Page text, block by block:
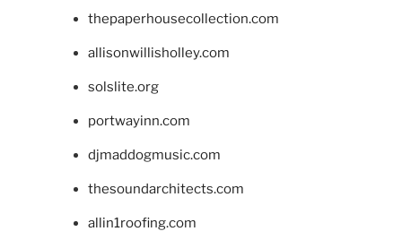
thepaperhousecollection.com
allisonwillisholley.com
solslite.org
portwayinn.com
djmaddogmusic.com
thesoundarchitects.com
allin1roofing.com